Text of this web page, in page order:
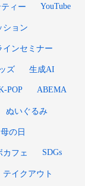
ィー YouTube
ション
インセミナー
ズ 生成AI
POP ABEMA
ぬいぐるみ
母の日
カフェ SDGs
テイクアウト